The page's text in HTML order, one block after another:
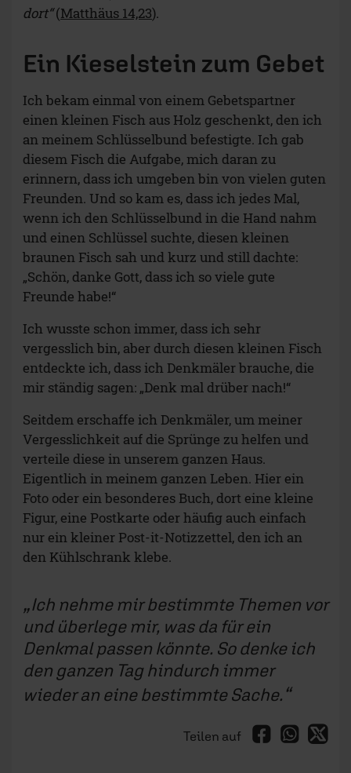
dort“(Matthäus 14,23).
Ein Kieselstein zum Gebet
Ich bekam einmal von einem Gebetspartner
einen kleinen Fisch aus Holz geschenkt, den ich
an meinem Schlüsselbund befestigte. Ich gab
diesem Fisch die Aufgabe, mich daran zu
erinnern, dass ich umgeben bin von vielen guten
Freunden. Und so kam es, dass ich jedes Mal,
wenn ich den Schlüsselbund in die Hand nahm
und einen Schlüssel suchte, diesen kleinen
braunen Fisch sah und kurz und still dachte:
„Schön, danke Gott, dass ich so viele gute
Freunde habe!“
Ich wusste schon immer, dass ich sehr
vergesslich bin, aber durch diesen kleinen Fisch
entdeckte ich, dass ich Denkmäler brauche, die
mir ständig sagen: „Denk mal drüber nach!“
Seitdem erschaffe ich Denkmäler, um meiner
Vergesslichkeit auf die Sprünge zu helfen und
verteile diese in unserem ganzen Haus.
Eigentlich in meinem ganzen Leben. Hier ein
Foto oder ein besonderes Buch, dort eine kleine
Figur, eine Postkarte oder häufig auch einfach
nur ein kleiner Post-it-Notizzettel, den ich an
den Kühlschrank klebe.
Ich nehme mir bestimmte Themen vor
und überlege mir, was da für ein
Denkmal passen könnte. So denke ich
den ganzen Tag hindurch immer
wieder an eine bestimmte Sache.
Teilen auf